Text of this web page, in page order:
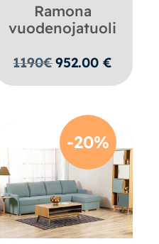
Ramona
vuodenojatuoli
1190€952.00€
-20%